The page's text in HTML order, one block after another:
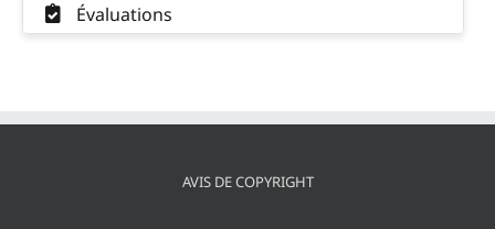
Évaluations
AVIS DE COPYRIGHT